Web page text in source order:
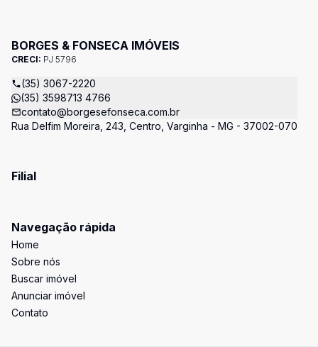
BORGES & FONSECA IMÓVEIS
CRECI: PJ 5796
(35) 3067-2220
(35) 3598713 4766
contato@borgesefonseca.com.br
Rua Delfim Moreira, 243, Centro, Varginha - MG - 37002-070
Filial
Navegação rápida
Home
Sobre nós
Buscar imóvel
Anunciar imóvel
Contato